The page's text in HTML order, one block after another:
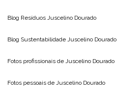
Blog Resíduos Juscelino Dourado
Blog Sustentabilidade Juscelino Dourado
Fotos profissionais de Juscelino Dourado
Fotos pessoais de Juscelino Dourado